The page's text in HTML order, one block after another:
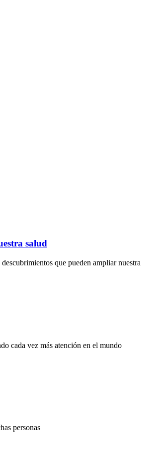
salud
que pueden ampliar nuestra
cada vez más atención en el mundo
personas